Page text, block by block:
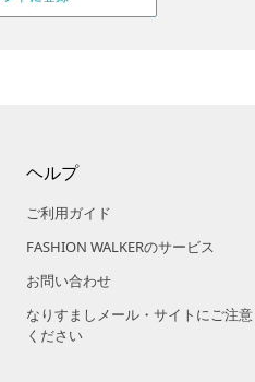
ヘルプ
ご利用ガイド
FASHION WALKERのサービス
お問い合わせ
なりすましメール・サイトにご注意
ください